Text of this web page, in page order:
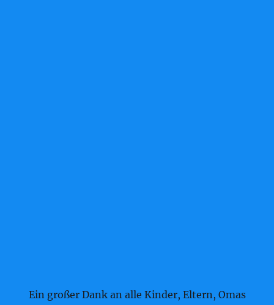
Ein großer Dank an alle Kinder, Eltern, Omas